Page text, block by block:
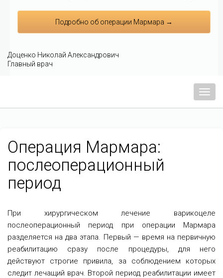
Подробно об операции Мармара →
Доценко Николай Александрович
Главный врач
Меню
Операция Мармара:
послеоперационный
период
При хирургическом лечение варикоцеле
послеоперационный период при операции Мармара
разделяется на два этапа. Первый — время на первичную
реабилитацию сразу после процедуры, для него
действуют строгие привила, за соблюдением которых
следит лечащий врач. Второй период реабилитации имеет